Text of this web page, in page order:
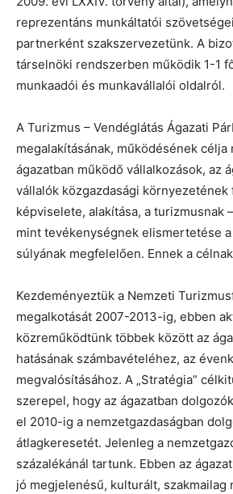
reprezentáns munkáltatói
partnerként szakszervezetünk. A
társelnöki rendszerben működik 1-1
munkaadói és munkavállalói oldalról.
A Turizmus – Vendéglátás Ágazati
megalakításának, működésének célja
ágazatban működő vállalkozások, az
vállalók közgazdasági
képviselete, alakítása, a turizmusnak
mint tevékenységnek elismertetése
súlyának megfelelően. Ennek a
Kezdeményeztük a Nemzeti
megalkotását 2007-2013-ig, ebben
közreműködtünk többek között az
hatásának számbavételéhez, az
megvalósításához. A „Stratégia”
szerepel, hogy az ágazatban
el 2010-ig a nemzetgazdaságban
átlagkeresetét. Jelenleg a
százalékánál tartunk. Ebben az
jó megjelenésű, kulturált, szakmailag